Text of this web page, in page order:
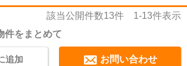
該当公開件数13件 1-13件表示
件をまとめて
お問い合わせ
追加